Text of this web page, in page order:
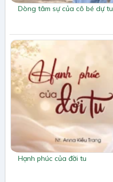
Dòng tâm sự của cô bé dự tu
Hạnh phúc của đời tu